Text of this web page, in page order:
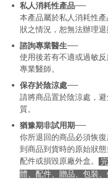
ロテクションズ（以下 AFTEE とい
ます。当サービスご利用の際に提
の氏名、電話番号、受取人の氏名
限らない）は、AFTEEに渡され当
す。AFTEEの個人情報の収集、処
ームページの『個人情報の収集、
ださい（https://aftee.tw/
ります。支払い期限を過ぎた場合
納金が加算されます。未成年の利
の同意を得ればAFTEEをご利用いた
個人情報の処理、利用について疑
行使したい場合は、ネットプロテク
にご連絡ください。上記に示した
てAFTEEにご提供いただく、また
理、利用を許可することににご同
択しないでください。
私人消耗性產品──
本產品屬於私人消耗性
狀之情況，恕無法辦理退
諮詢專業醫生──
使用後若有不適或過敏
專業醫師。
保存於陰涼處──
請將商品置於陰涼處，
質。
猶豫期非試用期──
你所退回的商品必須恢
到商品到貨時的原始狀
配件或損毀原廠外盒。
體、配件、贈品、包裝